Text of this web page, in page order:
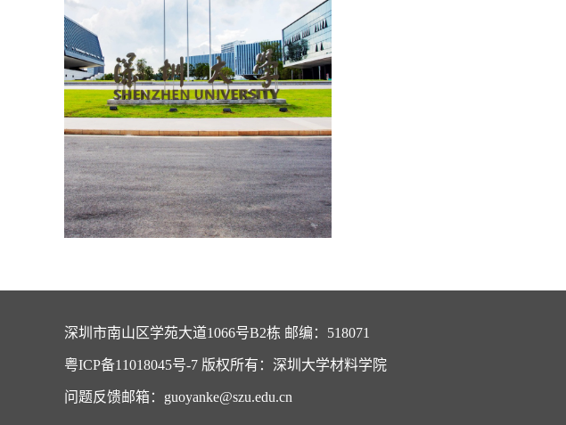
深圳市南山区学苑大道1066号B2栋 邮编：518071
粤ICP备11018045号-7 版权所有：深圳大学材料学院
问题反馈邮箱：guoyanke@szu.edu.cn